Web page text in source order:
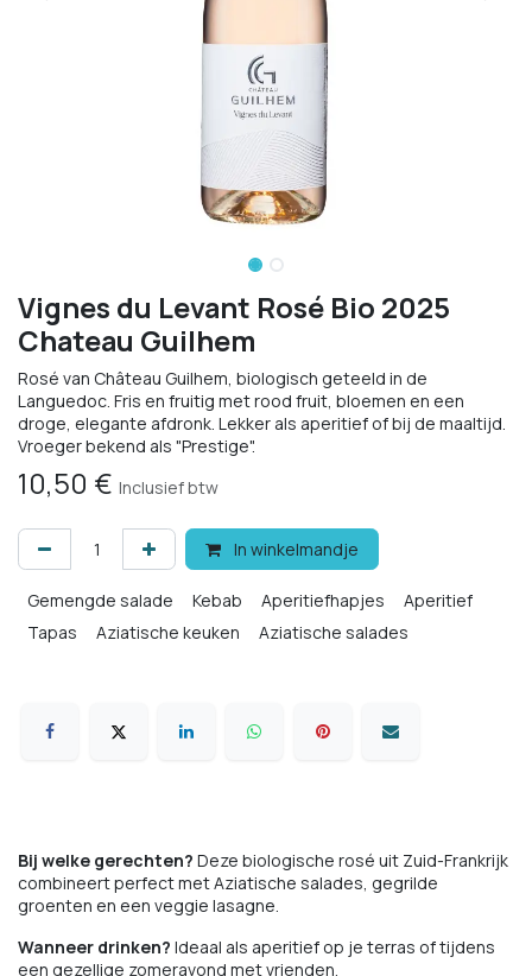
Vignes du Levant Rosé Bio 2025
Chateau Guilhem
Rosé van Château Guilhem, biologisch geteeld in de
Languedoc. Fris en fruitig met rood fruit, bloemen en een
droge, elegante afdronk. Lekker als aperitief of bij de maaltijd.
Vroeger bekend als "Prestige".
10,50 € Inclusief btw
In winkelmandje
Gemengde salade Kebab Aperitiefhapjes
Aperitief
Tapas
Aziatische keuken Aziatische salades
Bij welke gerechten? Deze biologische rosé uit Zuid-Frankrijk
combineert perfect met Aziatische salades, gegrilde
groenten en een veggie lasagne.
Wanneer drinken? Ideaal als aperitief op je terras of tijdens
een gezellige zomeravond met vrienden.